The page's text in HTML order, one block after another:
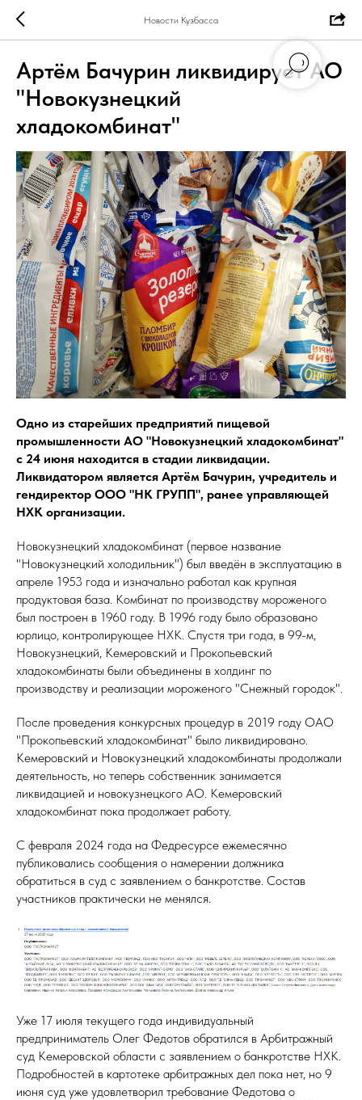
Новости Кузбасса
Артём Бачурин ликвидирует АО
"Новокузнецкий
хладокомбинат"
Одно из старейших предприятий пищевой
промышленности АО "Новокузнецкий хладокомбинат"
с 24 июня находится в стадии ликвидации.
Ликвидатором является Артём Бачурин, учредитель и
гендиректор ООО "НК ГРУПП", ранее управляющей
НХК организации.
Новокузнецкий хладокомбинат (первое название
"Новокузнецкий холодильник") был введён в эксплуатацию в
апреле 1953 года и изначально работал как крупная
продуктовая база. Комбинат по производству мороженого
был построен в 1960 году. В 1996 году было образовано
юрлицо, контролирующее НХК. Спустя три года, в 99-м,
Новокузнецкий, Кемеровский и Прокопьевский
хладокомбинаты были объединены в холдинг по
производству и реализации мороженого "Снежный городок".
После проведения конкурсных процедур в 2019 году ОАО
"Прокопьевский хладокомбинат" было ликвидировано.
Кемеровский и Новокузнецкий хладокомбинаты продолжали
деятельность, но теперь собственник занимается
ликвидацией и новокузнецкого АО. Кемеровский
хладокомбинат пока продолжает работу.
С февраля 2024 года на Федресурсе ежемесячно
публиковались сообщения о намерении должника
обратиться в суд с заявлением о банкротстве. Состав
участников практически не менялся.
Уже 17 июля текущего года индивидуальный
предприниматель Олег Федотов обратился в Арбитражный
суд Кемеровской области с заявлением о банкротстве НХК.
Подробностей в картотеке арбитражных дел пока нет, но 9
июня суд уже удовлетворил требование Федотова о